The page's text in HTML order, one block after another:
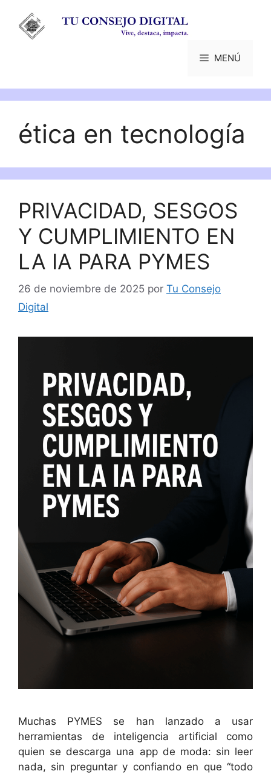
contenido
MENÚ
ética en tecnología
PRIVACIDAD, SESGOS
Y CUMPLIMIENTO EN
LA IA PARA PYMES
26 de noviembre de 2025 por Tu Consejo
Digital
Muchas PYMES se han lanzado a usar
herramientas de inteligencia artificial como
quien se descarga una app de moda: sin leer
nada, sin preguntar y confiando en que “todo